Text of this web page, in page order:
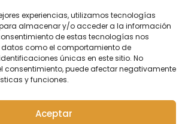
experiencias, utilizamos tecnologías
almacenar y/o acceder a la información
de estas tecnologías nos
como el comportamiento de
únicas en este sitio. No
consentimiento, puede afectar negativamente
y funciones.
Aceptar
Congreso